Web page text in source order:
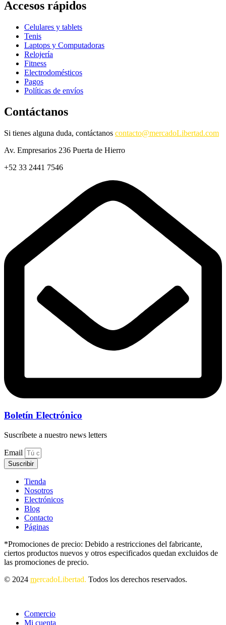
Accesos rápidos
Celulares y tablets
Tenis
Laptops y Computadoras
Relojería
Fitness
Electrodomésticos
Pagos
Políticas de envíos
Contáctanos
Si tienes alguna duda, contáctanos contacto@mercadoLibertad.com
Av. Empresarios 236 Puerta de Hierro
+52 33 2441 7546
Boletín Electrónico
Suscríbete a nuestro news letters
Email
Suscribir
Tienda
Nosotros
Electrónicos
Blog
Contacto
Páginas
*Promociones de precio: Debido a restricciones del fabricante,
ciertos productos nuevos y otros especificados quedan excluidos de
las promociones de precio.
© 2024 mercadoLibertad. Todos los derechos reservados.
Comercio
Mi cuenta